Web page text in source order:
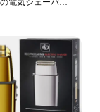
プロの理髪店の電気シェーバー,あごひげと頭のシェービングマシン,充電式,仕上げ用